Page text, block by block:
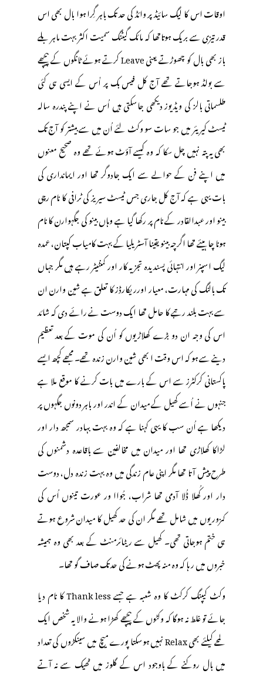
اوقات اس کا لیگ سائیڈ پر وائڈ کی حد تک باہر گِرا ہوا بال بھی اس
قدر تیزی سے بریک ہوتاتھا کہ مائک گیٹنگ سمیت اکثر بہت ماہر بلے
باز بھی بال کو چھوڑتے یعنی Leave کرتے ہوئے ٹانگوں کے پیچھے
سے بولڈ ہوجاتے تھے آج کل فیس بک پر اٰس کے ایسی ہی کئی
طلسماتی بالز کی ویڈیوز دیکھی جاسکتی ہیں اُس نے اپنے پندرہ سالہ
ٹیسٹ کیریئر میں جو سات سو وکٹ لئے اُن میں سے بیشتر کو آج تک
بھی یہ پتہ نہیں چل سکا کہ وہ کیسے آؤٹ ہوئے تھے وہ صحیح معنوں
میں اپنے فن کے حوالے سے ایک جادوگر تھا اور ایمانداری کی
بات یہی ہے کہ آج کل جاری جس ٹیسٹ سیریز کی ٹرافی کا نام رچی
بینو اور عبدالقادر کے نام پر رکھا گیا ہے وہاں بینو کی جگہوارن کا نام
ہونا چاہیئے تھا اگرچہ بینو یقینا آسٹریلیا کے بہت کامیاب کپتان، عمدہ
لیگ اسپنر اور انتہائی پسندیدہ تجزیہ کار اور کمنٹیٹر رہے ہیں مگر جہاں
تک بالنگ کی مہارت، معیار اورریکارڈز کا تعلق ہے شین وارن ان
سے بہت بلند رتبے کا حامل تھا ایک دوست نے رائے دی کہ شائد
اس کی وجہ ان دو بڑے کھلاڑیوں کو اُن کی موت کے بعد تعظیم
دینے سے ہو کہ اس وقت ا بھی شین وارن زندہ تھے۔ مجھے کچھ ایسے
پاکستانی کرکٹرز سے اس کے بارے میں بات کرنے کا موقع ملا ہے
جنہوں نے اُسے کھیل کے میدان کے اندر اور باہر دونوں جگہوں پر
دیکھا ہے اُن سب کا یہی کہنا ہے کہ وہ بہت بہادر سمجھ دار اور
لڑاکا کھلاڑی تھا اور میدان میں مخالفین سے باقاعدہ دشمنوں کی
طرح پیش آتا تھا مگر اپنی عام زندگی میں وہ بہت زندہ دل، دوست
دار اور کُھلا ڈُلا آدمی تھا شراب، جُواا ور عورت تینوں اُس کی
کمزوریوں میں شامل تھے مگر ان کی حد کھیل کا میدان شروع ہوتے
ہی ختم ہوجاتی تھی۔ کھیل سے ریٹائرمنٹ کے بعد بھی وہ ہمیشہ
خبروں میں ر ہا کہ وہ منہ پھٹ ہونے کی حد تک صاف گو تھا۔
وکٹ کیپنگ کرکٹ کا وہ شعبہ ہے جسے Thank less کا نام دیا
جائے تو غلط نہ ہوگا کہ وکٹوں کے پیچھے کھڑا ہونے والا یہ شخص ایک
لمحے کیلئے بھی Relax نہیں ہوسکتا پورے میچ میں سینکڑوں کی تعداد
میں بال روکنے کے باوجود اس کے گلوز میں ٹھیک سے نہ آتے